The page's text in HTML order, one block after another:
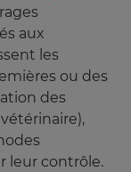
aux
les
ou des
des
leur contrôle.